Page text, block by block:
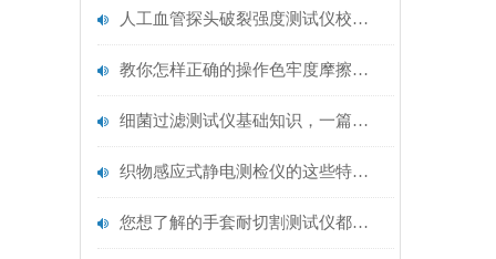
人工血管探头破裂强度测试仪校准规范：精准赋能医疗安全的技术基准
教你怎样正确的操作色牢度摩擦测试机
细菌过滤测试仪基础知识，一篇搞定
织物感应式静电测检仪的这些特点很少有人都知道
您想了解的手套耐切割测试仪都在这里了